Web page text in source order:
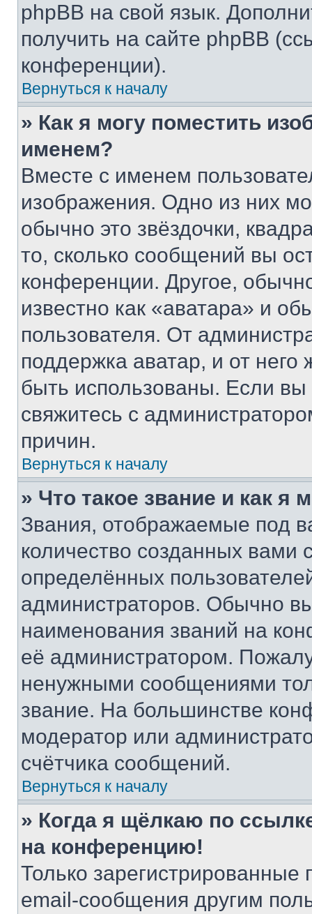
phpBB на свой язык.
получить на сайте phpBB
конференции).
Вернуться к началу
» Как я могу поместить
именем?
Вместе с именем
изображения. Одно из них
обычно это звёздочки,
то, сколько сообщений вы
конференции. Другое,
известно как «аватара» и
пользователя. От
поддержка аватар, и от него
быть использованы. Если
свяжитесь с
причин.
Вернуться к началу
» Что такое звание и как я
Звания, отображаемые под
количество созданных
определённых
администраторов. Обычно
наименования званий на
её администратором.
ненужными сообщениями
звание. На большинстве
модератор или
счётчика сообщений.
Вернуться к началу
» Когда я щёлкаю по
на конференцию!
Только зарегистрированные
email-сообщения другим